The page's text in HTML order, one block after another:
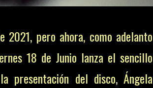
2021, pero ahora, como adelanto
18 de Junio lanza el sencillo
presentación del disco, Ángela